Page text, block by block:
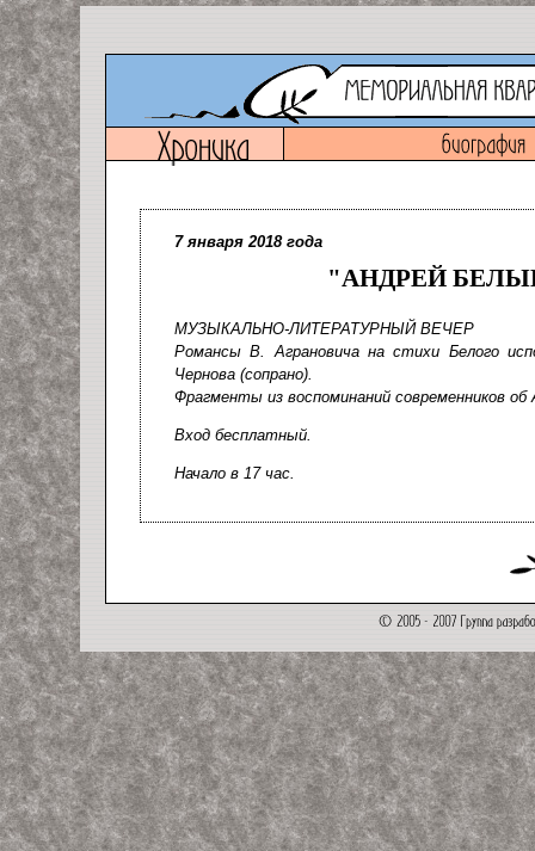
7 января 2018 года
"АНДРЕЙ
МУЗЫКАЛЬНО-ЛИТЕРАТУРНЫЙ ВЕЧЕР
Романсы В. Аграновича на стихи Белого
Чернова (сопрано).
Фрагменты из воспоминаний современников
Вход бесплатный.
Начало в 17 час.